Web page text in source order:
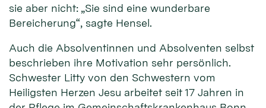
sie aber nicht: „Sie sind eine wunderbare
Bereicherung“, sagte Hensel.
Auch die Absolventinnen und Absolventen selbst
beschrieben ihre Motivation sehr persönlich.
Schwester Litty von den Schwestern vom
Heiligsten Herzen Jesu arbeitet seit 17 Jahren in